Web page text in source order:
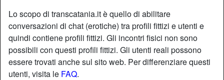
Lo scopo di transcatania.it è quello di abilitare
conversazioni di chat (erotiche) tra profili fittizi e utenti e
quindi contiene profili fittizi. Gli incontri fisici non sono
possibili con questi profili fittizi. Gli utenti reali possono
essere trovati anche sul sito web. Per differenziare questi
utenti, visita le FAQ.
starAggiungi chatChatta adesso